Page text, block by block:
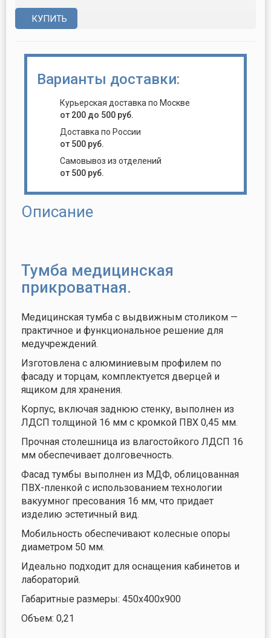
КУПИТЬ
Варианты доставки:
Курьерская доставка по Москве
от 200 до 500 руб.
Доставка по России
от 500 руб.
Самовывоз из отделений
от 500 руб.
Описание
Тумба медицинская
прикроватная.
Медицинская тумба с выдвижным столиком —
практичное и функциональное решение для
медучреждений.
Изготовлена с алюминиевым профилем по
фасаду и торцам, комплектуется дверцей и
ящиком для хранения.
Корпус, включая заднюю стенку, выполнен из
ЛДСП толщиной 16 мм с кромкой ПВХ 0,45 мм.
Прочная столешница из влагостойкого ЛДСП 16
мм обеспечивает долговечность.
Фасад тумбы выполнен из МДФ, облицованная
ПВХ-пленкой с использованием технологии
вакуумног пресования 16 мм, что придает
изделию эстетичный вид.
Мобильность обеспечивают колесные опоры
диаметром 50 мм.
Идеально подходит для оснащения кабинетов и
лабораторий.
Габаритные размеры: 450х400х900
Объем: 0,21